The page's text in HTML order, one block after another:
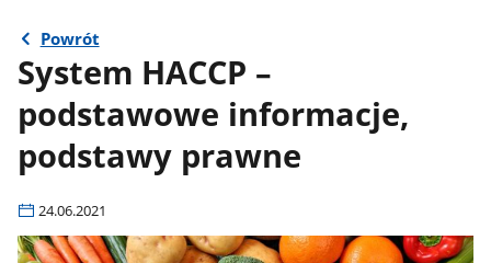
Powrót
System HACCP –
podstawowe informacje,
podstawy prawne
24.06.2021